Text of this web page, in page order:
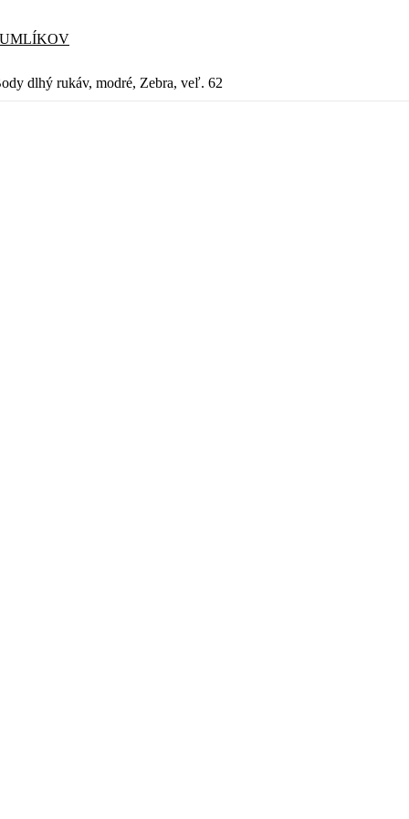
dlhý rukáv, modré, Zebra, veľ. 62